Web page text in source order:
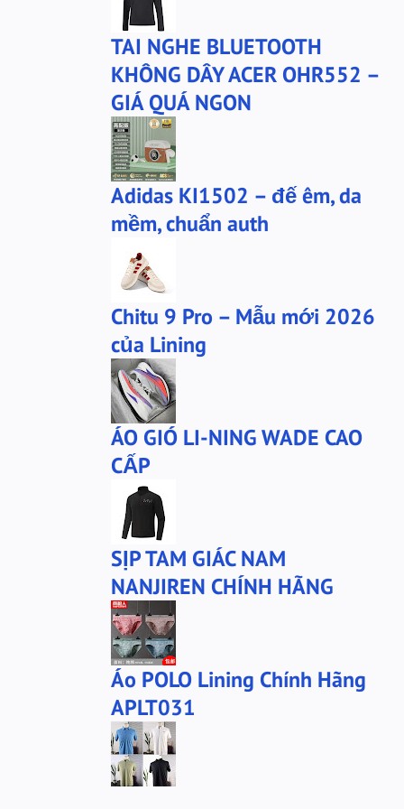
bộ xtep
mũ
mũ lining
phu-kien-sale
puma
puma chính hãng
quần puma
sale
san-sale
tai nghe
tai-nghe
thanh lý
túi đeo chéo
tất nanjiren
Áo khoác 361
áo anta
áo cartelo
áo khoác adidas
TAI NGHE BLUETOOTH
KHÔNG DÂY ACER OHR552 –
GIÁ QUÁ NGON
Adidas KI1502 – đế êm, da
mềm, chuẩn auth
Chitu 9 Pro – Mẫu mới 2026
của Lining
ÁO GIÓ LI-NING WADE CAO
CẤP
SỊP TAM GIÁC NAM
NANJIREN CHÍNH HÃNG
Áo POLO Lining Chính Hãng
APLT031